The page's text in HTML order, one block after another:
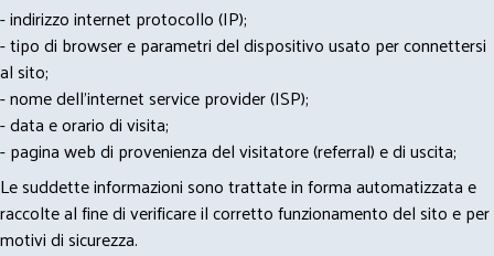
- indirizzo internet protocollo (IP);
- tipo di browser e parametri del dispositivo usato per connettersi
al sito;
- nome dell'internet service provider (ISP);
- data e orario di visita;
- pagina web di provenienza del visitatore (referral) e di uscita;
Le suddette informazioni sono trattate in forma automatizzata e
raccolte al fine di verificare il corretto funzionamento del sito e per
motivi di sicurezza.